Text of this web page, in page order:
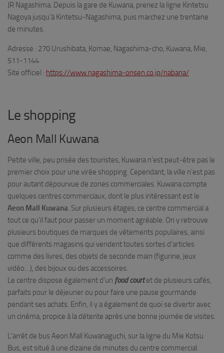
JR Nagashima. Depuis la gare de Kuwana, prenez la ligne Kintetsu
Nagoya jusqu’à Kintetsu-Nagashima, puis marchez une trentaine
de minutes.
Adresse : 270 Urushibata, Komae, Nagashima-cho, Kuwana, Mie,
511-1144
Site officiel : https://www.nagashima-onsen.co.jp/nabana/
Le shopping
Aeon Mall Kuwana
Petite ville, peu prisée des touristes, Kuwana n’est peut-être pas le
premier choix pour une virée shopping. Cependant, la ville n’est pas
pour autant dépourvue de zones commerciales. Kuwana compte
quelques centres commerciaux, dont le plus intéressant est le
Aeon Mall Kuwana. Sur plusieurs étages, ce centre commercial a
tout ce qu’il faut pour passer un moment agréable. On y retrouve
plusieurs boutiques de marques de vêtements populaires, ainsi
que différents magasins qui vendent toutes sortes d’articles
comme des livres, des objets de seconde main (figurine, jeux
vidéo…), des bijoux ou des accessoires.
Le centre dispose également d’un food courtet de plusieurs cafés,
parfaits pour le déjeuner ou pour faire une pause gourmande
pendant ses achats. Enfin, il y a également de quoi se divertir avec
un cinéma, propice à la détente après une bonne journée de visites.
L’arrêt de bus Aeon Mall Kuwanaguchi, sur la ligne du Mie Kotsu
Bus, est situé à une dizaine de minutes du centre commercial.